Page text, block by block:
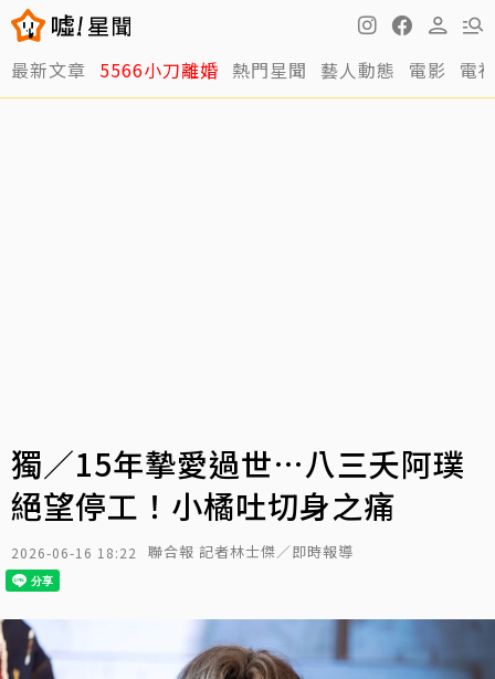
最新文章 5566小刀離婚 熱門星聞 藝人動態 電影 電
獨／15年摯愛過世…八三夭阿璞
絕望停工！小橘吐切身之痛
2026-06-16 18:22 聯合報 記者林士傑／即時報導